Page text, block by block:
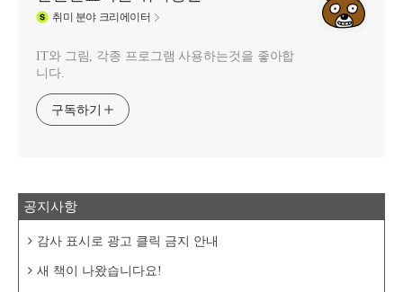
취미 분야 크리에이터
IT와 그림, 각종 프로그램 사용하는것을 좋아합
니다.
구독하기
공지사항
감사 표시로 광고 클릭 금지 안내
새 책이 나왔습니다요!